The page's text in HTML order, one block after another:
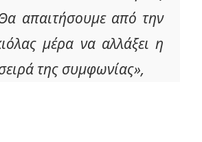
απαιτήσουμε από την
μέρα να αλλάξει η
της συμφωνίας»,